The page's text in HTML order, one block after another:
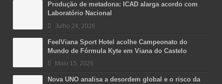
Produção de metadona: ICAD alarga acordo com
Laboratório Nacional
Julho 24, 2026
FeelViana Sport Hotel acolhe Campeonato do
Mundo de Fórmula Kyte em Viana do Castelo
Maio 15, 2026
Nova UNO analisa a desordem global e o risco da